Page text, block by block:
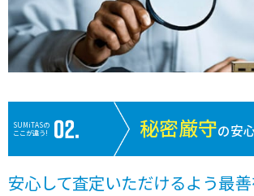
SUMiTASの
ここが違う!
秘密厳守の安
安心して査定いただけるよう最